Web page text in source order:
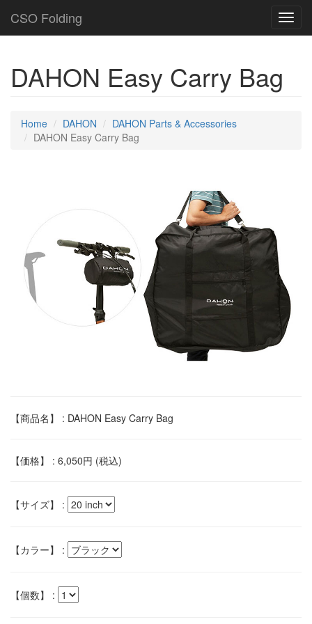
CSO Folding
DAHON Easy Carry Bag
Home DAHON
DAHON Parts & Accessories
DAHON Easy Carry Bag
【商品名】 : DAHON Easy Carry Bag
【価格】 : 6,050円 (税込)
【サイズ】 :
【カラー】 :
【個数】 :